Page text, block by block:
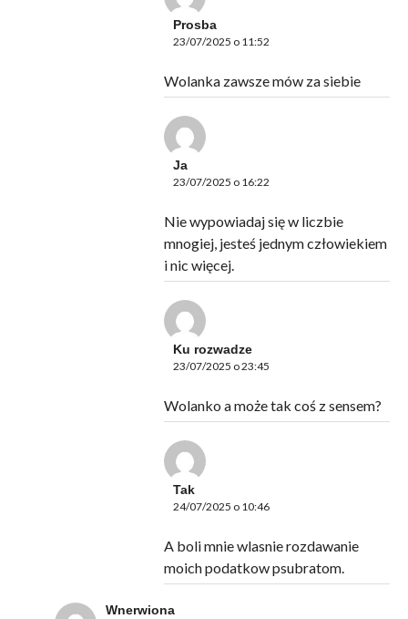
Prosba
23/07/2025 o 11:52
Wolanka zawsze mów za siebie
Ja
23/07/2025 o 16:22
Nie wypowiadaj się w liczbie
mnogiej, jesteś jednym człowiekiem
i nic więcej.
Ku rozwadze
23/07/2025 o 23:45
Wolanko a może tak coś z sensem?
Tak
24/07/2025 o 10:46
A boli mnie wlasnie rozdawanie
moich podatkow psubratom.
Wnerwiona